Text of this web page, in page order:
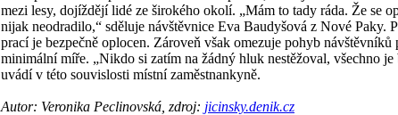
mezi lesy, dojíždějí lidé ze širokého okolí. „Mám to tady ráda. Že se
nijak neodradilo,“ sděluje návštěvnice Eva Baudyšová z Nové Paky.
prací je bezpečně oplocen. Zároveň však omezuje pohyb
minimální míře. „Nikdo si zatím na žádný hluk nestěžoval, všechno je
uvádí v této souvislosti místní zaměstnankyně.
Autor: Veronika Peclinovská, zdroj: jicinsky.denik.cz